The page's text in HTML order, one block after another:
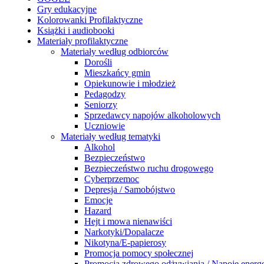
Gry edukacyjne
Kolorowanki Profilaktyczne
Książki i audiobooki
Materiały profilaktyczne
Materiały według odbiorców
Dorośli
Mieszkańcy gmin
Opiekunowie i młodzież
Pedagodzy
Seniorzy
Sprzedawcy napojów alkoholowych
Uczniowie
Materiały według tematyki
Alkohol
Bezpieczeństwo
Bezpieczeństwo ruchu drogowego
Cyberprzemoc
Depresja / Samobójstwo
Emocje
Hazard
Hejt i mowa nienawiści
Narkotyki/Dopalacze
Nikotyna/E-papierosy
Promocja pomocy społecznej